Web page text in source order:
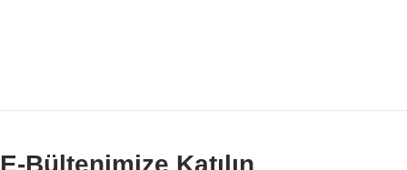
E-Bültenimize Katılın